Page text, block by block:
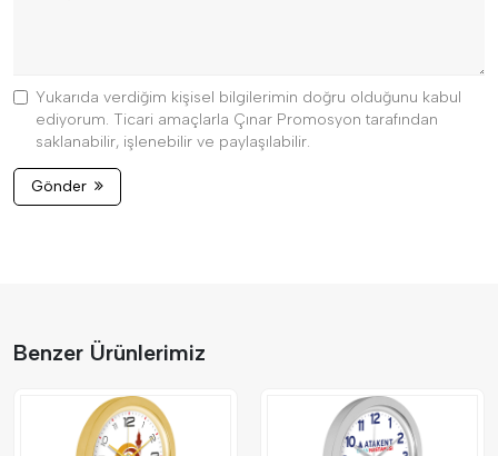
Yukarıda verdiğim kişisel bilgilerimin doğru olduğunu kabul
ediyorum. Ticari amaçlarla Çınar Promosyon tarafından
saklanabilir, işlenebilir ve paylaşılabilir.
Gönder
Benzer Ürünlerimiz